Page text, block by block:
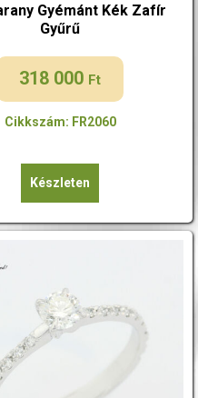
Gyémánt Kék Zafír
Gyűrű
318 000 Ft
Cikkszám: FR2060
Készleten